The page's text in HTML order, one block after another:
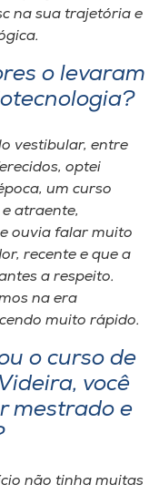
na sua trajetória e
o levaram
vestibular, entre
optei
um curso
atraente,
ouvia falar muito
recente e que a
a respeito.
na era
muito rápido.
o curso de
você
mestrado e
não tinha muitas